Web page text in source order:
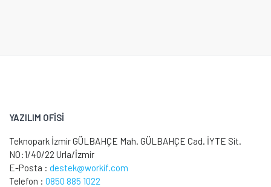
YAZILIM OFİSİ
Teknopark İzmir GÜLBAHÇE Mah. GÜLBAHÇE Cad. İYTE Sit.
NO:1/40/22 Urla/İzmir
E-Posta : destek@workif.com
Telefon : 0850 885 1022